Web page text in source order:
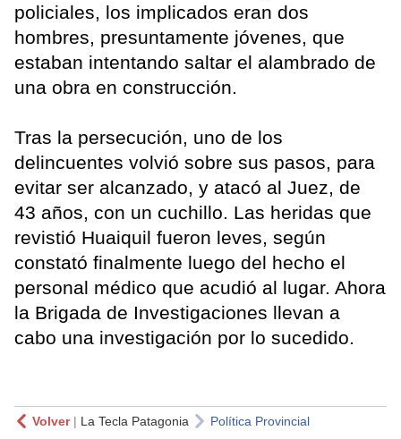
policiales, los implicados eran dos
hombres, presuntamente jóvenes, que
estaban intentando saltar el alambrado de
una obra en construcción.
Tras la persecución, uno de los
delincuentes volvió sobre sus pasos, para
evitar ser alcanzado, y atacó al Juez, de
43 años, con un cuchillo. Las heridas que
revistió Huaiquil fueron leves, según
constató finalmente luego del hecho el
personal médico que acudió al lugar. Ahora
la Brigada de Investigaciones llevan a
cabo una investigación por lo sucedido.
Volver| La Tecla Patagonia Política Provincial